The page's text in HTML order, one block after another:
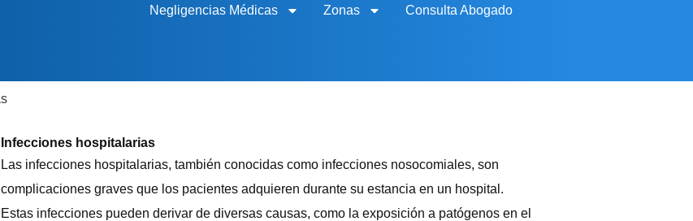
Negligencias Médicas Zonas Consulta Abogado
Infecciones hospitalarias
Las infecciones hospitalarias, también conocidas como infecciones nosocomiales, son
complicaciones graves que los pacientes adquieren durante su estancia en un hospital.
Estas infecciones pueden derivar de diversas causas, como la exposición a patógenos en el